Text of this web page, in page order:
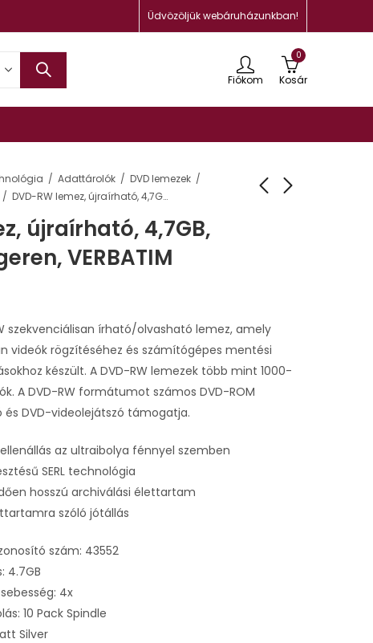
Üdvözöljük webáruházunkban!
Fiókom
0
Kosár
Adattárolók
DVD lemezek
DVD-RW lemez, újraírható, 4,7GB, 4x, 10 db, hengeren, VERBATIM
újraírható, 4,7GB,
VERBATIM
szekvenciálisan írható/olvasható lemez, amely
videók rögzítéséhez és számítógépes mentési
készült. A DVD-RW lemezek több mint 1000-
A DVD-RW formátumot számos DVD-ROM
DVD-videolejátszó támogatja.
az ultraibolya fénnyel szemben
SERL technológia
hosszú archiválási élettartam
szóló jótállás
szám: 43552
4.7GB
4x
10 Pack Spindle
Silver